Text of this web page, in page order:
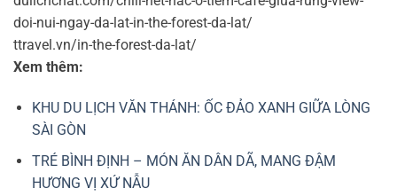
doi-nui-ngay-da-lat-in-the-forest-da-lat/
ttravel.vn/in-the-forest-da-lat/
Xem thêm:
KHU DU LỊCH VĂN THÁNH: ỐC ĐẢO XANH GIỮA LÒNG
SÀI GÒN
TRÉ BÌNH ĐỊNH – MÓN ĂN DÂN DÃ, MANG ĐẬM
HƯƠNG VỊ XỨ NẪU